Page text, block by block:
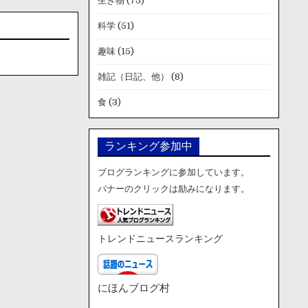
科学(51)
趣味(15)
雑記（日記、他） (8)
食 (3)
ランキング参加中
ブログランキングに参加しています。
バナーのクリックは励みになります。
トレンドニュースランキング
にほんブログ村